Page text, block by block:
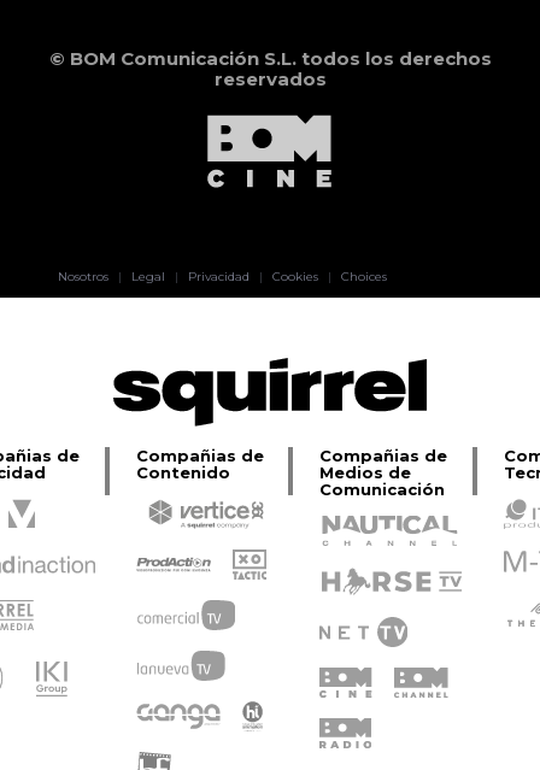
© BOM Comunicación S.L. todos los derechos
reservados
Nosotros | Legal | Privacidad | Cookies | Choices
de
Compañias de
Contenido
Compañias de
Medios de
Comunicación